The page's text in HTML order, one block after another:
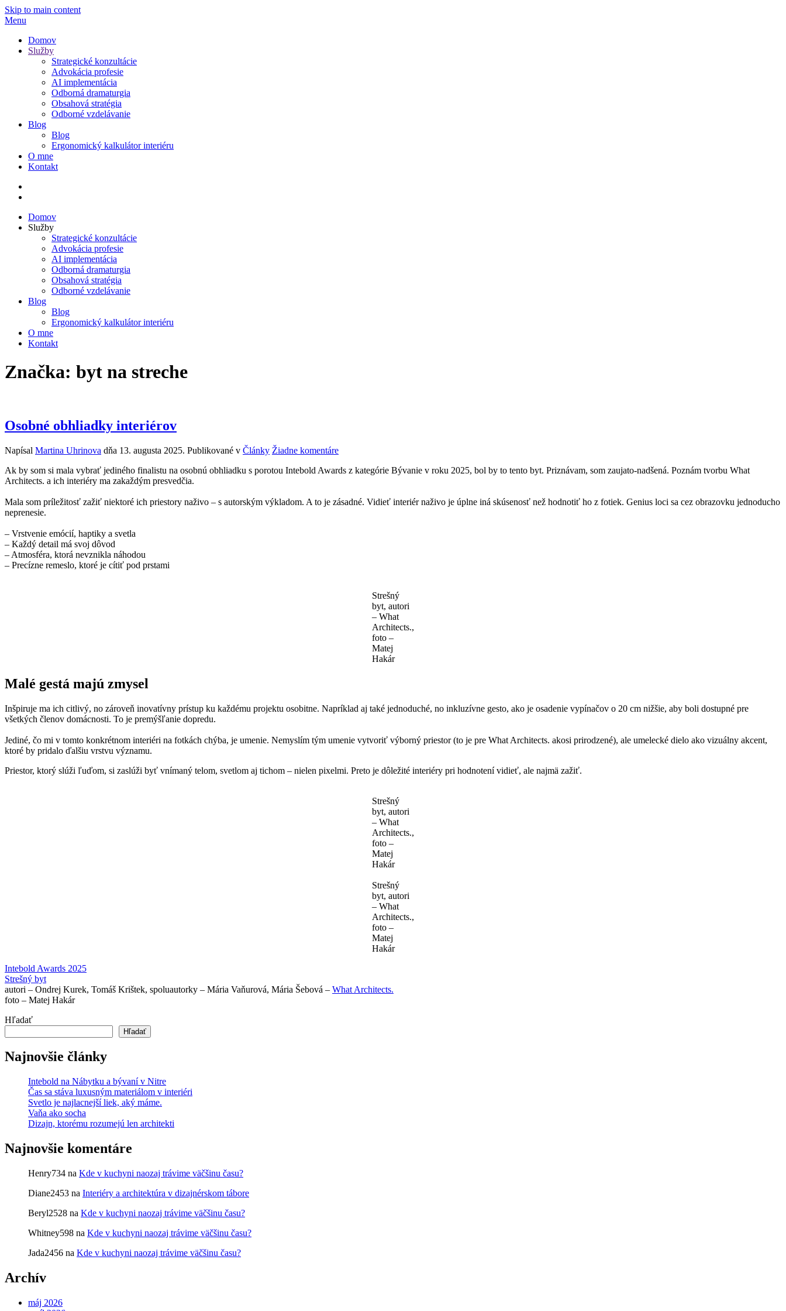
Skip to main content
Menu
Domov
Služby
Strategické konzultácie
Advokácia profesie
AI implementácia
Odborná dramaturgia
Obsahová stratégia
Odborné vzdelávanie
Blog
Blog
Ergonomický kalkulátor interiéru
O mne
Kontakt
Domov
Služby
Strategické konzultácie
Advokácia profesie
AI implementácia
Odborná dramaturgia
Obsahová stratégia
Odborné vzdelávanie
Blog
Blog
Ergonomický kalkulátor interiéru
O mne
Kontakt
Značka: byt na streche
Osobné obhliadky interiérov
Napísal Martina Uhrinova dňa 13. augusta 2025. Publikované v Články Žiadne komentárena
obhliadky
Ak by som si mala vybrať jediného finalistu na osobnú obhliadku s porotou Intebold Awards z kategórie Bývanie v roku 2025, bol by to tento byt. Priznávam, som zaujato-nadšená. Poznám tvorbu What
Architects. a ich interiéry ma zakaždým presvedčia.
Mala som príležitosť zažiť niektoré ich priestory naživo – s autorským výkladom. A to je zásadné. Vidieť interiér naživo je úplne iná skúsenosť než hodnotiť ho z fotiek. Genius loci sa cez obrazovku jednoducho
neprenesie.
– Vrstvenie emócií, haptiky a svetla
– Každý detail má svoj dôvod
– Atmosféra, ktorá nevznikla náhodou
– Precízne remeslo, ktoré je cítiť pod prstami
Strešný
byt, autori
– What
Architects.,
foto –
Matej
Hakár
Malé gestá majú zmysel
Inšpiruje ma ich citlivý, no zároveň inovatívny prístup ku každému projektu osobitne. Napríklad aj také jednoduché, no inkluzívne gesto, ako je osadenie vypínačov o 20 cm nižšie, aby boli dostupné pre
všetkých členov domácnosti. To je premýšľanie dopredu.
Jediné, čo mi v tomto konkrétnom interiéri na fotkách chýba, je umenie. Nemyslím tým umenie vytvoriť výborný priestor (to je pre What Architects. akosi prirodzené), ale umelecké dielo ako vizuálny akcent,
ktoré by pridalo ďalšiu vrstvu významu.
Priestor, ktorý slúži ľuďom, si zaslúži byť vnímaný telom, svetlom aj tichom – nielen pixelmi. Preto je dôležité interiéry pri hodnotení vidieť, ale najmä zažiť.
Strešný
byt, autori
– What
Architects.,
foto –
Matej
Hakár
Strešný
byt, autori
– What
Architects.,
foto –
Matej
Hakár
Intebold Awards 2025
Strešný byt
autori – Ondrej Kurek, Tomáš Krištek, spoluautorky – Mária Vaňurová, Mária Šebová – What Architects.
foto – Matej Hakár
Hľadať
Hľadať
Najnovšie články
Intebold na Nábytku a bývaní v Nitre
Čas sa stáva luxusným materiálom v interiéri
Svetlo je najlacnejší liek, aký máme.
Vaňa ako socha
Dizajn, ktorému rozumejú len architekti
Najnovšie komentáre
Henry734 na Kde v kuchyni naozaj trávime väčšinu času?
Diane2453 na Interiéry a architektúra v dizajnérskom tábore
Beryl2528 na Kde v kuchyni naozaj trávime väčšinu času?
Whitney598 na Kde v kuchyni naozaj trávime väčšinu času?
Jada2456 na Kde v kuchyni naozaj trávime väčšinu času?
Archív
máj 2026